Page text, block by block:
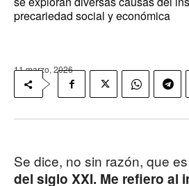
precariedad social y económica
11 marzo, 2026
Se dice, no sin razón, que
del siglo XXI. Me refiero al